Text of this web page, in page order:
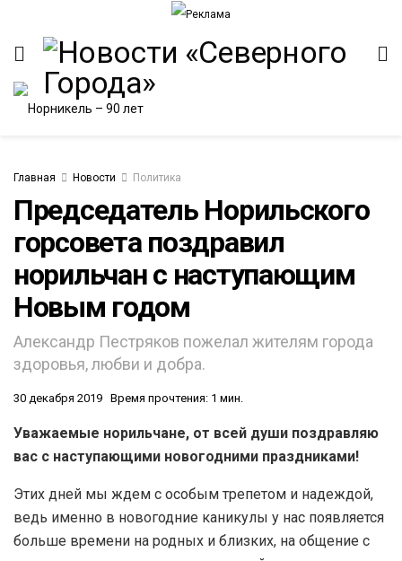
Главная Новости Политика
Председатель Норильского
горсовета поздравил
норильчан с наступающим
Новым годом
Александр Пестряков пожелал жителям города
здоровья, любви и добра.
30 декабря 2019 Время прочтения: 1 мин.
Уважаемые норильчане, от всей души поздравляю
вас с наступающими новогодними праздниками!
Этих дней мы ждем с особым трепетом и надеждой,
ведь именно в новогодние каникулы у нас появляется
больше времени на родных и близких, на общение с